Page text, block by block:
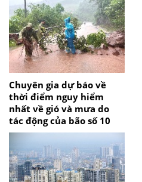
Chuyên gia dự báo về
thời điểm nguy hiểm
nhất về gió và mưa do
tác động của bão số 10